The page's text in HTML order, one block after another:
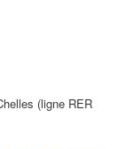
(ligne RER